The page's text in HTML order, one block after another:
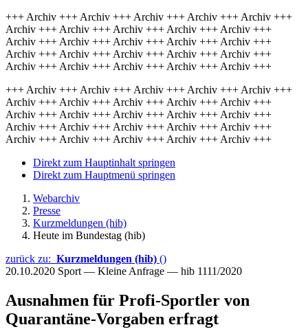
+++ Archiv +++ Archiv +++ Archiv +++ Archiv +++ Archiv +++
Archiv +++ Archiv +++ Archiv +++ Archiv +++ Archiv +++
Archiv +++ Archiv +++ Archiv +++ Archiv +++ Archiv +++
Archiv +++ Archiv +++ Archiv +++ Archiv +++ Archiv +++
Archiv +++ Archiv +++ Archiv +++ Archiv +++ Archiv +++
+++ Archiv +++ Archiv +++ Archiv +++ Archiv +++ Archiv +++
Archiv +++ Archiv +++ Archiv +++ Archiv +++ Archiv +++
Archiv +++ Archiv +++ Archiv +++ Archiv +++ Archiv +++
Archiv +++ Archiv +++ Archiv +++ Archiv +++ Archiv +++
Archiv +++ Archiv +++ Archiv +++ Archiv +++ Archiv +++
Direkt zum Hauptinhalt springen
Direkt zum Hauptmenü springen
Webarchiv
Presse
Kurzmeldungen (hib)
Heute im Bundestag (hib)
zurück zu: Kurzmeldungen (hib) ()
20.10.2020 Sport — Kleine Anfrage — hib 1111/2020
Ausnahmen für Profi-Sportler von
Quarantäne-Vorgaben erfragt